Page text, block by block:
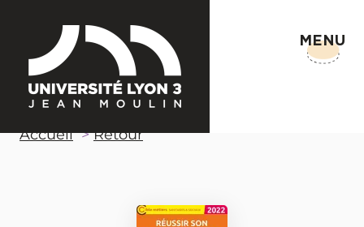
MENU
Accueil Retour